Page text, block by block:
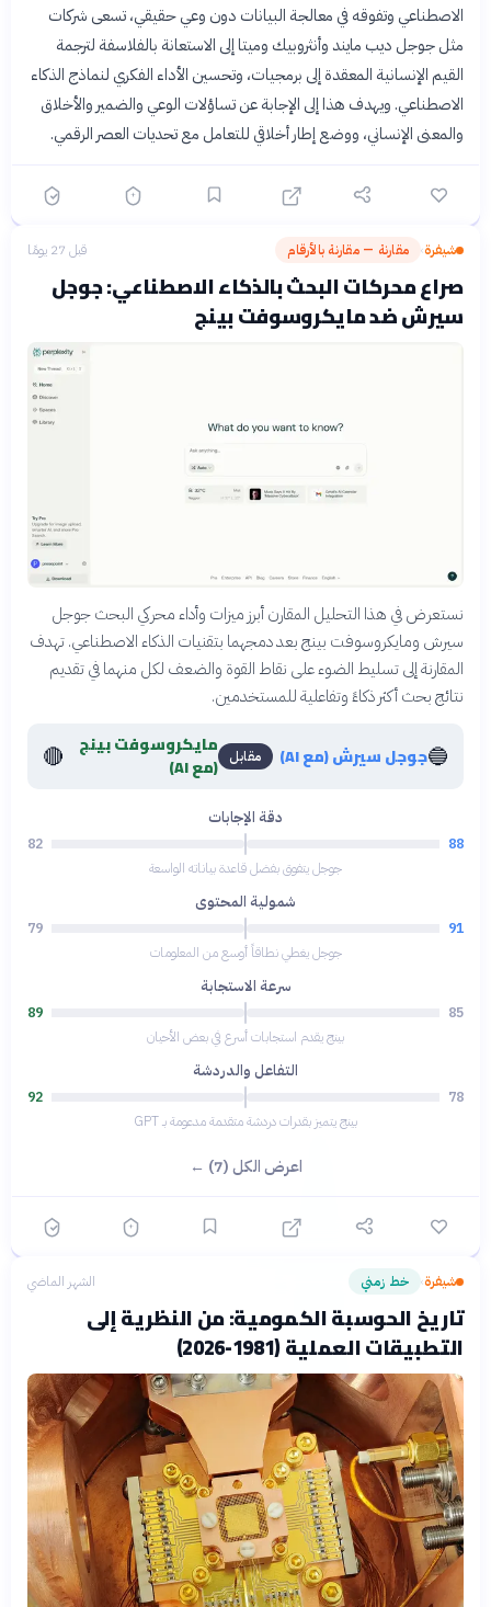
الاصطناعي وتفوقه في معالجة البيانات دون وعي حقيقي، تسعى شركات
مثل جوجل ديب مايند وأنثروبيك وميتا إلى الاستعانة بالفلاسفة لترجمة
القيم الإنسانية المعقدة إلى برمجيات، وتحسين الأداء الفكري لنماذج الذكاء
الاصطناعي. ويهدف هذا إلى الإجابة عن تساؤلات الوعي والضمير والأخلاق
والمعنى الإنساني، ووضع إطار أخلاقي للتعامل مع تحديات العصر الرقمي.
شيفرة› مقارنة — مقارنة بالأرقام قبل 27 يومًا
صراع محركات البحث بالذكاء الاصطناعي: جوجل
سيرش ضد مايكروسوفت بينج
نستعرض في هذا التحليل المقارن أبرز ميزات وأداء محركي البحث جوجل
سيرش ومايكروسوفت بينج بعد دمجهما بتقنيات الذكاء الاصطناعي. تهدف
المقارنة إلى تسليط الضوء على نقاط القوة والضعف لكل منهما في تقديم
نتائج بحث أكثر ذكاءً وتفاعلية للمستخدمين.
🔵جوجل سيرش (مع AI) مقابل
مايكروسوفت بينج
(مع AI)
🔴
دقة الإجابات
88
82
جوجل يتفوق بفضل قاعدة بياناته الواسعة
شمولية المحتوى
91
79
جوجل يغطي نطاقاً أوسع من المعلومات
سرعة الاستجابة
85
89
بينج يقدم استجابات أسرع في بعض الأحيان
التفاعل والدردشة
78
92
بينج يتميز بقدرات دردشة متقدمة مدعومة بـ GPT
اعرض الكل (7) ←
شيفرة› خط زمني الشهر الماضي
تاريخ الحوسبة الكمومية: من النظرية إلى
التطبيقات العملية (1981-2026)